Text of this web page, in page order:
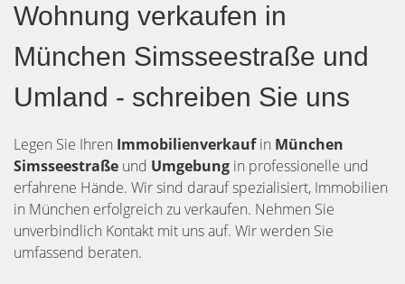
Wohnung verkaufen in
München Simsseestraße und
Umland - schreiben Sie uns
Legen Sie Ihren Immobilienverkaufin München
Simsseestraße und Umgebung in professionelle und
erfahrene Hände. Wir sind darauf spezialisiert, Immobilien
in München erfolgreich zu verkaufen. Nehmen Sie
unverbindlich Kontakt mit uns auf. Wir werden Sie
umfassend beraten.